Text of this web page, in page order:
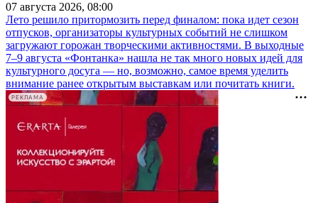
07 августа 2026, 08:00
Лето решило притормозить перед финалом: пока идет сезон
отпусков, организаторы культурных событий не слишком
загружают горожан творческими активностями. В выходные
7–9 августа «Фонтанка» нашла не так много новых идей для
культурного досуга — но, возможно, самое время уделить
внимание ранее открытым выставкам или почитать книги.
РЕКЛАМА